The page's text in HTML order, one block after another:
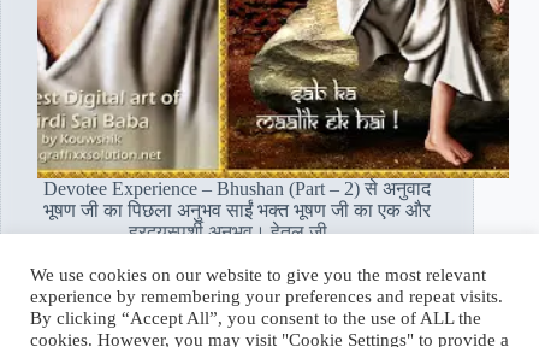
Devotee Experience – Bhushan (Part – 2) से अनुवाद
भूषण जी का पिछला अनुभव साईं भक्त भूषण जी का एक और
ह्रदयस्पर्शी अनुभव। हेतल जी…
Read More
साईं
भक्त
भूषण
supriya August 22, 2018
We use cookies on our website to give you the most relevant
experience by remembering your preferences and repeat visits.
By clicking “Accept All”, you consent to the use of ALL the
cookies. However, you may visit "Cookie Settings" to provide a